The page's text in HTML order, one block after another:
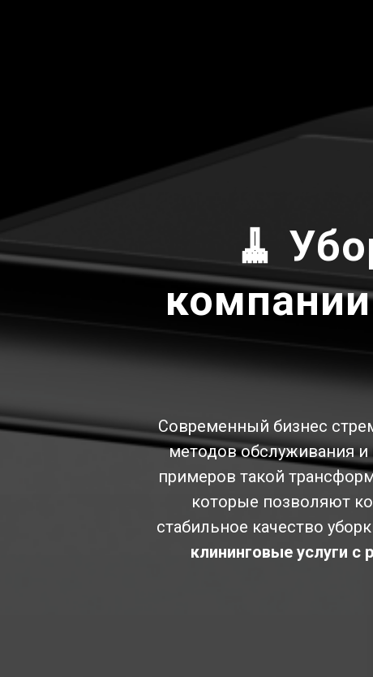
🧹
Современный бизнес
методов обслуживания и
примеров такой
которые позволяют
стабильное качество
клининговые услуги с